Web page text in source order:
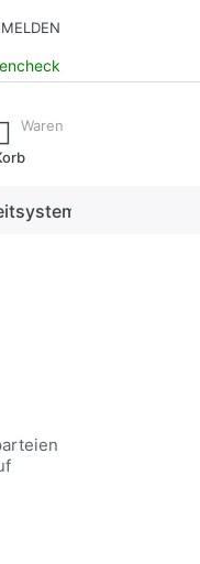
Eingabetaste, um alle
Waren